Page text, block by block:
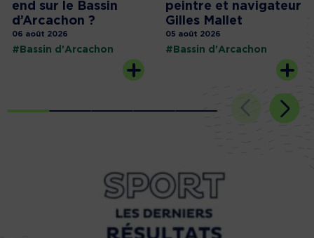
end sur le Bassin
d’Arcachon ?
06 août 2026
#Bassin d'Arcachon
peintre et navigateur
Gilles Mallet
05 août 2026
#Bassin d'Arcachon